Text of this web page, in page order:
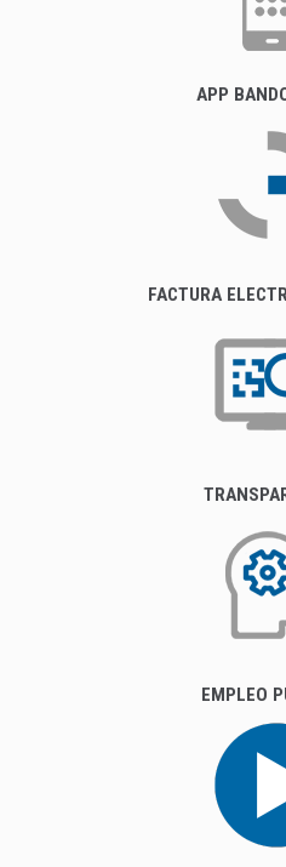
APP
FACTURA
EMPLEO